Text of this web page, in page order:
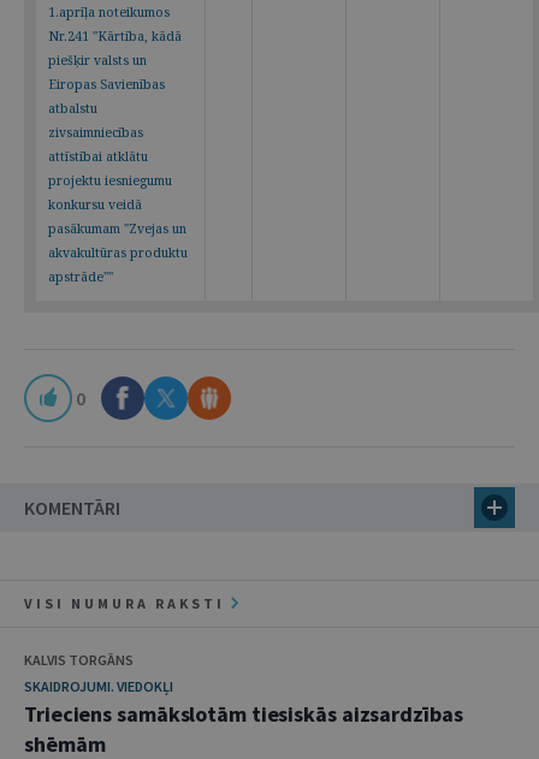
1.aprīļa noteikumos
Nr.241 "Kārtība, kādā
piešķir valsts un
Eiropas Savienības
atbalstu
zivsaimniecības
attīstībai atklātu
projektu iesniegumu
konkursu veidā
pasākumam "Zvejas un
akvakultūras produktu
apstrāde""
0
KOMENTĀRI
VISI NUMURA RAKSTI
KALVIS TORGĀNS
SKAIDROJUMI. VIEDOKĻI
Trieciens samākslotām tiesiskās aizsardzības
shēmām